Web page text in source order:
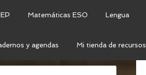
Matemáticas ESO Lengua
y agendas Mi tienda de recursos
DE 3 CIFRAS